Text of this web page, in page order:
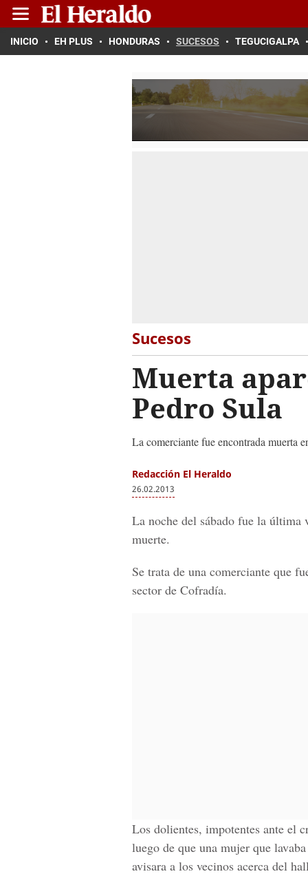
INICIO EH PLUS HONDURAS SUCESOS TEGUCIGALPA
Sucesos
Muerta
Pedro Sula
La comerciante fue encontrada muerta
Redacción El Heraldo
26.02.2013
La noche del sábado fue la última
muerte.
Se trata de una comerciante que
sector de Cofradía.
Los dolientes, impotentes ante el
luego de que una mujer que
avisara a los vecinos acerca del